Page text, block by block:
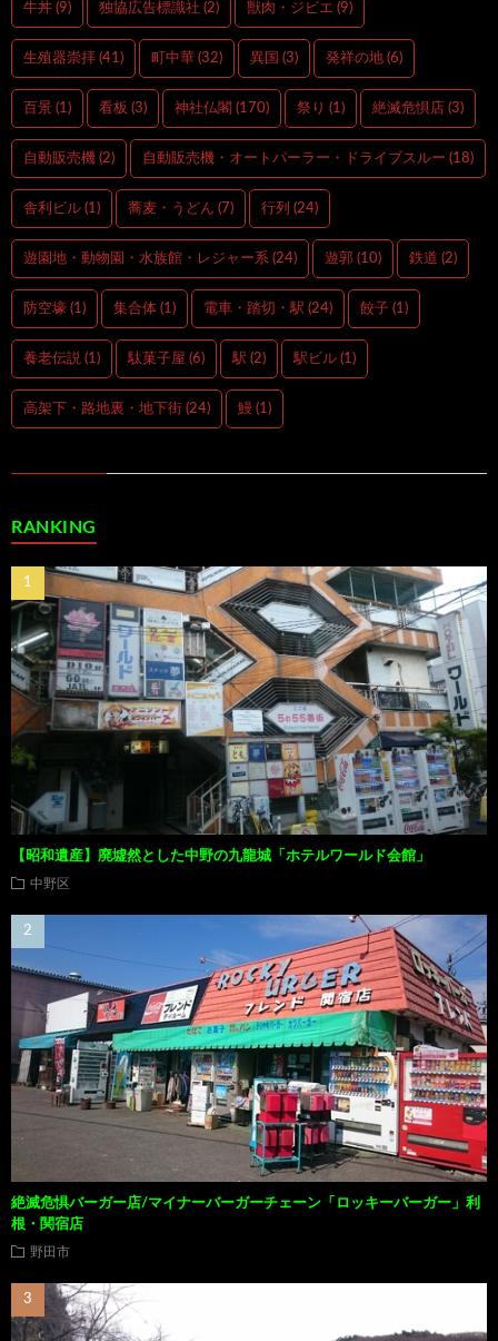
牛丼 (9) 独協広告標識社 (2) 獣肉・ジビエ (9)
生殖器崇拝 (41) 町中華 (32) 異国 (3) 発祥の地 (6)
百景 (1) 看板 (3) 神社仏閣 (170) 祭り (1) 絶滅危惧店 (3)
自動販売機 (2) 自動販売機・オートパーラー・ドライブスルー (18)
舎利ビル (1) 蕎麦・うどん (7) 行列 (24)
遊園地・動物園・水族館・レジャー系 (24) 遊郭 (10) 鉄道 (2)
防空壕 (1) 集合体 (1) 電車・踏切・駅 (24) 餃子 (1)
養老伝説 (1) 駄菓子屋 (6) 駅 (2) 駅ビル (1)
高架下・路地裏・地下街 (24) 鰻 (1)
RANKING
【昭和遺産】廃墟然とした中野の九龍城「ホテルワールド会館」
中野区
絶滅危惧バーガー店/マイナーバーガーチェーン「ロッキーバーガー」利
根・関宿店
野田市